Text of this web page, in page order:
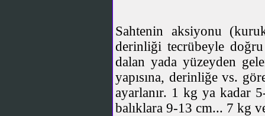
Sahtenin aksiyonu
derinliği tecrübeyle
dalan yada yüzeyden
yapısına, derinliğe vs.
ayarlanır. 1 kg ya kadar
balıklara 9-13 cm... 7 kg